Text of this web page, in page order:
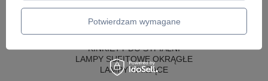
LAMPY WISZĄCE CZARNE
LAMPY WISZĄCE - OKRĘGI
KINKIETY DO SYPIALNI
LAMPY SUFITOWE OKRĄGŁE
LAMPY WISZĄCE
Potwierdzam wymagane